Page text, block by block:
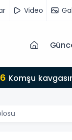
Video
Komşu